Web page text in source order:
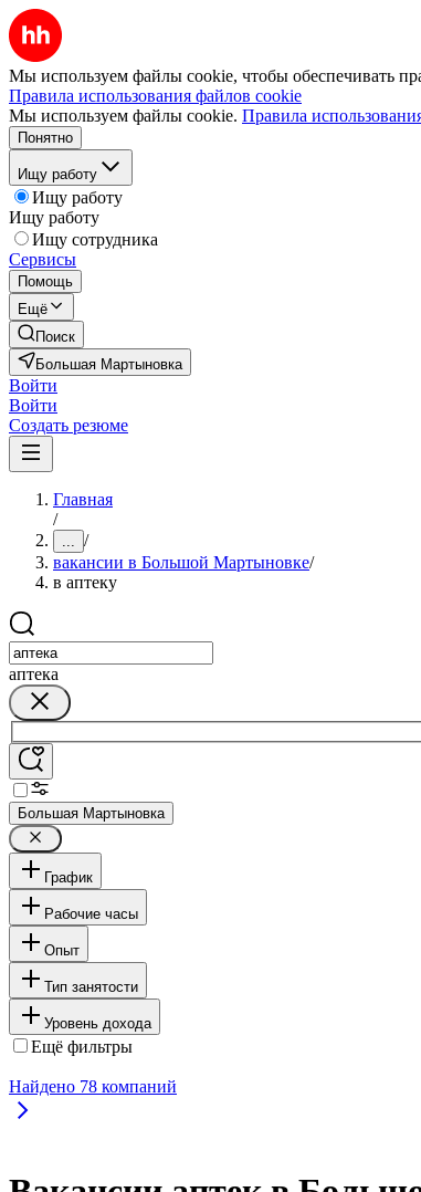
Мы используем файлы cookie, чтобы обеспечивать
Правила использования файлов cookie
Мы используем файлы cookie. Правила
Понятно
Ищу работу
Ищу работу
Ищу работу
Ищу сотрудника
Сервисы
Помощь
Ещё
Поиск
Большая Мартыновка
Войти
Войти
Создать резюме
Главная
/
... /
вакансии в Большой Мартыновке/
в аптеку
аптека
Большая Мартыновка
График
Рабочие часы
Опыт
Тип занятости
Уровень дохода
Ещё фильтры
Найдено 78 компаний